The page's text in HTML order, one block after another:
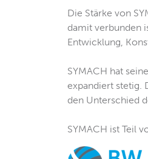
Die Stärke von
damit verbunden
Entwicklung,
SYMACH hat
expandiert stetig.
den Unterschied
SYMACH ist Teil